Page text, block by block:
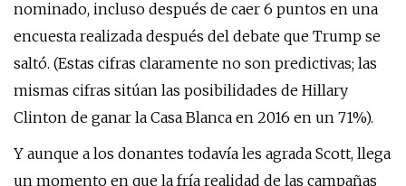
nominado, incluso después de caer 6 puntos en una
encuesta realizada después del debate que Trump se
saltó. (Estas cifras claramente no son predictivas; las
mismas cifras sitúan las posibilidades de Hillary
Clinton de ganar la Casa Blanca en 2016 en un 71%).
Y aunque a los donantes todavía les agrada Scott, llega
un momento en que la fría realidad de las campañas